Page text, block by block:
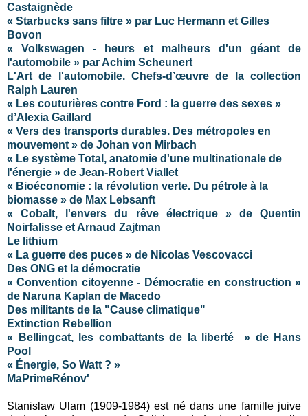
Castaignède
« Starbucks sans filtre » par Luc Hermann et Gilles
Bovon
« Volkswagen - heurs et malheurs d'un géant de
l'automobile » par Achim Scheunert
L'Art de l'automobile. Chefs-d’œuvre de la collection
Ralph Lauren
« Les couturières contre Ford : la guerre des sexes »
d’Alexia Gaillard
« Vers des transports durables. Des métropoles en
mouvement » de Johan von Mirbach
« Le système Total, anatomie d'une multinationale de
l'énergie » de Jean-Robert Viallet
« Bioéconomie : la révolution verte. Du pétrole à la
biomasse » de Max Lebsanft
« Cobalt, l'envers du rêve électrique » de Quentin
Noirfalisse et Arnaud Zajtman
Le lithium
« La guerre des puces » de Nicolas Vescovacci
Des ONG et la démocratie
« Convention citoyenne - Démocratie en construction »
de Naruna Kaplan de Macedo
Des militants de la "Cause climatique"
Extinction Rebellion
« Bellingcat, les combattants de la liberté » de Hans
Pool
« Énergie, So Watt ? »
MaPrimeRénov'
Stanislaw Ulam (1909-1984) est né dans une famille juive